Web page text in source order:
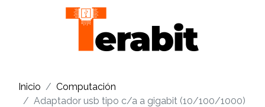
Inicio
Computación
Adaptador usb tipo c/a a gigabit (10/100/1000)